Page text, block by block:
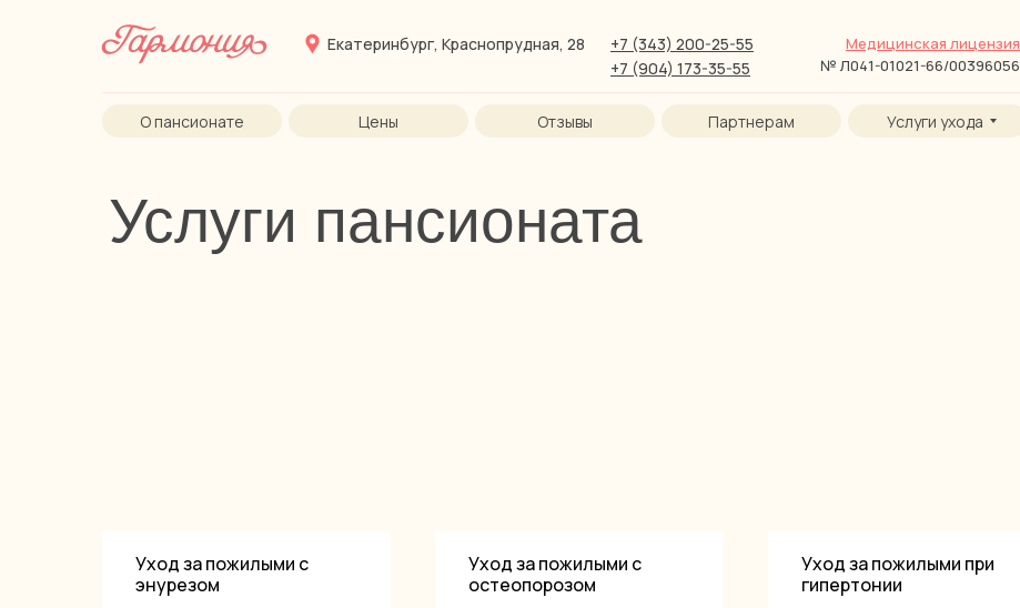
Екатеринбург, Краснопрудная, 28 +7 (343) 200-25-55
Медицинская лицензия
№ Л041-01021-66/00396056
+7 (904) 173-35-55
О пансионате Цены Отзывы Партнерам Услуги ухода
Услуги пансионата
Уход за пожилыми с
энурезом
Уход за пожилыми с
остеопорозом
Уход за пожилыми при
гипертонии